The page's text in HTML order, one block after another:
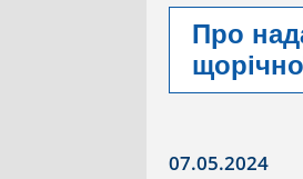
Про
07.05.2024